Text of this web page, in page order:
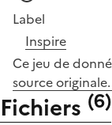
Label
Inspire
Ce jeu de
source originale.
Fichiers (6)